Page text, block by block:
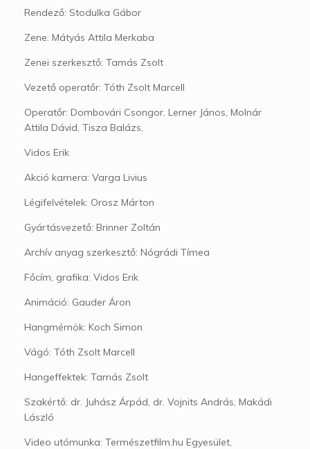
Rendező: Stodulka Gábor
Zene: Mátyás Attila Merkaba
Zenei szerkesztő: Tamás Zsolt
Vezető operatőr: Tóth Zsolt Marcell
Operatőr: Dombovári Csongor, Lerner János, Molnár
Attila Dávid, Tisza Balázs,
Vidos Erik
Akció kamera: Varga Livius
Légifelvételek: Orosz Márton
Gyártásvezető: Brinner Zoltán
Archív anyag szerkesztő: Nógrádi Tímea
Főcím, grafika: Vidos Erik
Animáció: Gauder Áron
Hangmérnök: Koch Simon
Vágó: Tóth Zsolt Marcell
Hangeffektek: Tamás Zsolt
Szakértő: dr. Juhász Árpád, dr. Vojnits András, Makádi
László
Video utómunka: Természetfilm.hu Egyesület,